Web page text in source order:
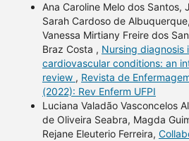
Ana Caroline Melo dos Santos,
Sarah Cardoso de
Vanessa Mirtiany Freire dos
Braz Costa , Nursing
cardiovascular conditions: an
review , Revista de
(2022): Rev Enferm UFPI
Luciana Valadão Vasconcelos
de Oliveira Seabra, Magda
Rejane Eleuterio Ferreira,